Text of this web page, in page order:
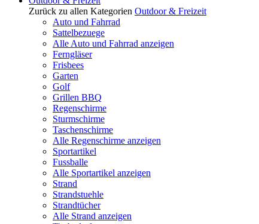
Zurück zu allen Kategorien Outdoor & Freizeit
Auto und Fahrrad
Sattelbezuege
Alle Auto und Fahrrad anzeigen
Ferngläser
Frisbees
Garten
Golf
Grillen BBQ
Regenschirme
Sturmschirme
Taschenschirme
Alle Regenschirme anzeigen
Sportartikel
Fussballe
Alle Sportartikel anzeigen
Strand
Strandstuehle
Strandtücher
Alle Strand anzeigen